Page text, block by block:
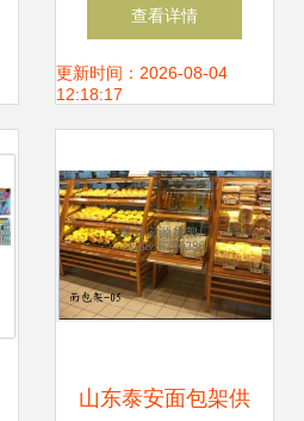
专家——武汉胜豪
查看详情
更新时间：2026-08-04
12:18:17
山东泰安面包架供